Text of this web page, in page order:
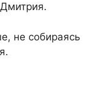
не собираясь